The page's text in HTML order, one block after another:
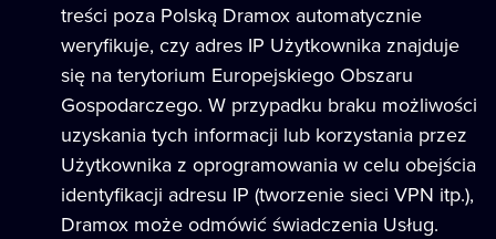
treści poza Polską Dramox automatycznie
weryfikuje, czy adres IP Użytkownika znajduje
się na terytorium Europejskiego Obszaru
Gospodarczego. W przypadku braku możliwości
uzyskania tych informacji lub korzystania przez
Użytkownika z oprogramowania w celu obejścia
identyfikacji adresu IP (tworzenie sieci VPN itp.),
Dramox może odmówić świadczenia Usług.